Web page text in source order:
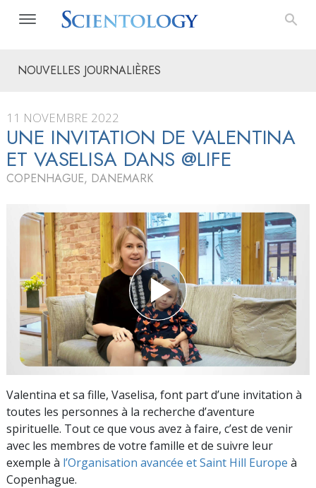
NOUVELLES JOURNALIÈRES
11 NOVEMBRE 2022
UNE INVITATION DE VALENTINA
ET VASELISA DANS @LIFE
COPENHAGUE, DANEMARK
Valentina et sa fille, Vaselisa, font part d’une invitation à
toutes les personnes à la recherche d’aventure
spirituelle. Tout ce que vous avez à faire, c’est de venir
avec les membres de votre famille et de suivre leur
exemple à l’Organisation avancée et Saint Hill Europe à
Copenhague.